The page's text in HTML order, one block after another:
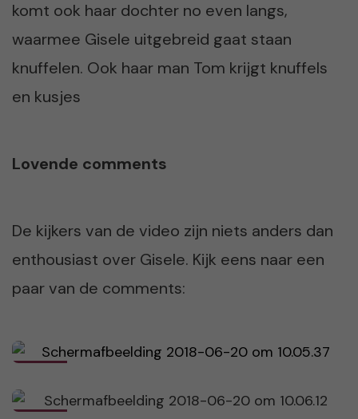
komt ook haar dochter no even langs,
waarmee Gisele uitgebreid gaat staan
knuffelen. Ook haar man Tom krijgt knuffels
en kusjes
Lovende comments
De kijkers van de video zijn niets anders dan
enthousiast over Gisele. Kijk eens naar een
paar van de comments: